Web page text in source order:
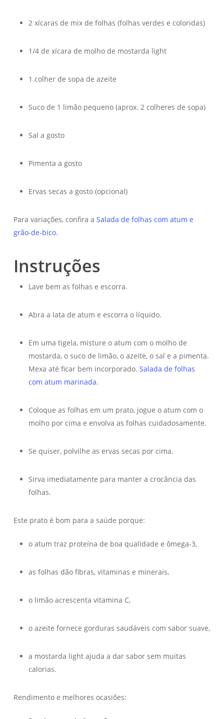
2 xícaras de mix de folhas (folhas verdes e coloridas)
1/4 de xícara de molho de mostarda light
1 colher de sopa de azeite
Suco de 1 limão pequeno (aprox. 2 colheres de sopa)
Sal a gosto
Pimenta a gosto
Ervas secas a gosto (opcional)
Para variações, confira a Salada de folhas com atum e
grão-de-bico.
Instruções
Lave bem as folhas e escorra.
Abra a lata de atum e escorra o líquido.
Em uma tigela, misture o atum com o molho de
mostarda, o suco de limão, o azeite, o sal e a pimenta.
Mexa até ficar bem incorporado. Salada de folhas
com atum marinada.
Coloque as folhas em um prato, jogue o atum com o
molho por cima e envolva as folhas cuidadosamente.
Se quiser, polvilhe as ervas secas por cima.
Sirva imediatamente para manter a crocância das
folhas.
Este prato é bom para a saúde porque:
o atum traz proteína de boa qualidade e ômega-3,
as folhas dão fibras, vitaminas e minerais,
o limão acrescenta vitamina C,
o azeite fornece gorduras saudáveis com sabor suave,
a mostarda light ajuda a dar sabor sem muitas
calorias.
Rendimento e melhores ocasiões: